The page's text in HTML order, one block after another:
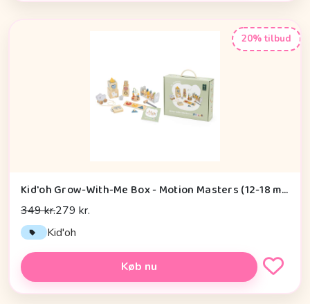
20% tilbud
Kid'oh Grow-With-Me Box - Motion Masters (12-18 mdr.)
349 kr.279 kr.
Kid'oh
Køb nu